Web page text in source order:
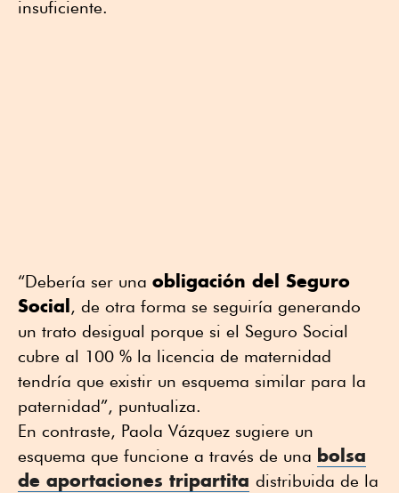
insuficiente.
“Debería ser una obligación del Seguro
Social , de otra forma se seguiría generando
un trato desigual porque si el Seguro Social
cubre al 100 % la licencia de maternidad
tendría que existir un esquema similar para la
paternidad”, puntualiza.
En contraste, Paola Vázquez sugiere un
esquema que funcione a través de una bolsa
de aportaciones tripartita distribuida de la